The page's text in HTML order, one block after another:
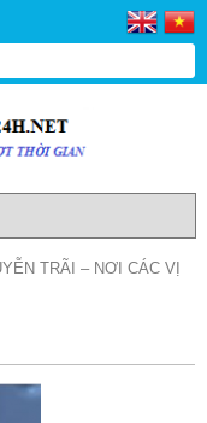
TRÃI – NƠI CÁC VỊ